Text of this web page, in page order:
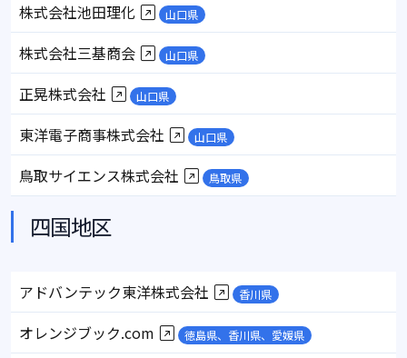
株式会社池田理化 山口県
株式会社三基商会 山口県
正晃株式会社 山口県
東洋電子商事株式会社 山口県
鳥取サイエンス株式会社 鳥取県
四国地区
アドバンテック東洋株式会社 香川県
オレンジブック.com 徳島県、香川県、愛媛県